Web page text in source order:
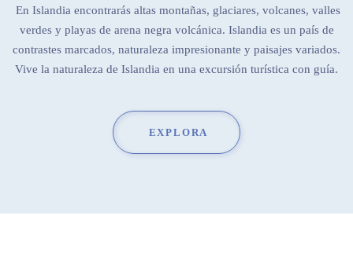
En Islandia encontrarás altas montañas, glaciares, volcanes, valles
verdes y playas de arena negra volcánica. Islandia es un país de
contrastes marcados, naturaleza impresionante y paisajes variados.
Vive la naturaleza de Islandia en una excursión turística con guía.
EXPLORA